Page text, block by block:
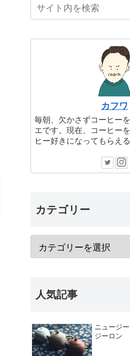
カフワ
毎朝、欠かさずコーヒー
エです。現在、コーヒー
ヒー好きになってもらえ
カテゴリー
人気記事
ニュージ
ジーロン